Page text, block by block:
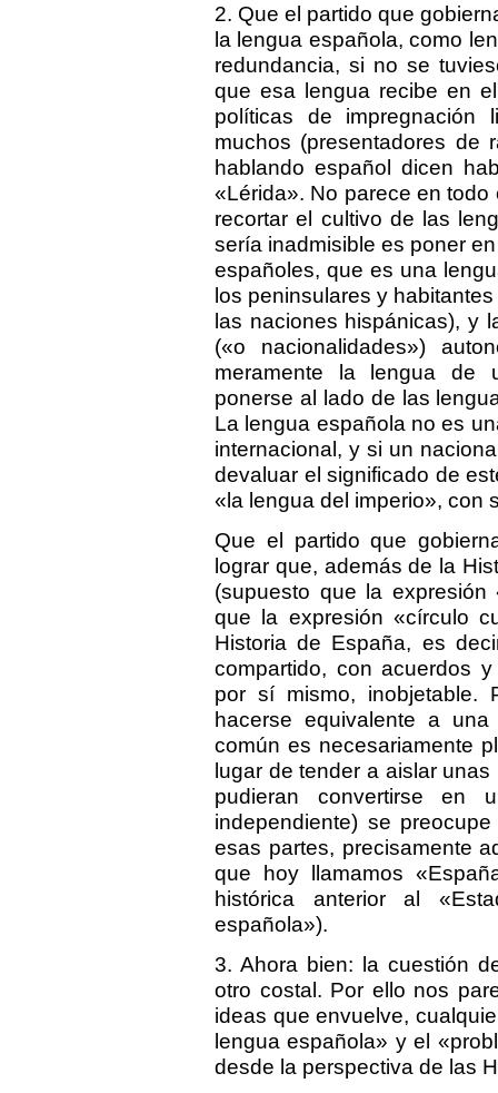
2. Que el partido que
la lengua española, como
redundancia, si no se
que esa lengua recibe en
políticas de impregnación
muchos (presentadores de
hablando español dicen
«Lérida». No parece en
recortar el cultivo de las
sería inadmisible es poner
españoles, que es una
los peninsulares y
las naciones hispánicas), y
(«o nacionalidades»)
meramente la lengua de
ponerse al lado de las
La lengua española no es
internacional, y si un
devaluar el significado de
«la lengua del imperio», con
Que el partido que
lograr que, además de la
(supuesto que la expresión
que la expresión «círculo
Historia de España, es
compartido, con acuerdos
por sí mismo, inobjetable.
hacerse equivalente a
común es necesariamente
lugar de tender a aislar
pudieran convertirse en
independiente) se
esas partes, precisamente
que hoy llamamos
histórica anterior al
española»).
3. Ahora bien: la cuestión
otro costal. Por ello nos
ideas que envuelve,
lengua española» y el
desde la perspectiva de las